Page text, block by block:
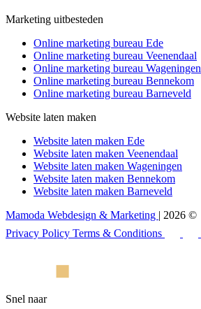
Marketing uitbesteden
Online marketing bureau Ede
Online marketing bureau Veenendaal
Online marketing bureau Wageningen
Online marketing bureau Bennekom
Online marketing bureau Barneveld
Website laten maken
Website laten maken Ede
Website laten maken Veenendaal
Website laten maken Wageningen
Website laten maken Bennekom
Website laten maken Barneveld
Mamoda Webdesign & Marketing | 2026 ©
Privacy Policy Terms & Conditions
Snel naar